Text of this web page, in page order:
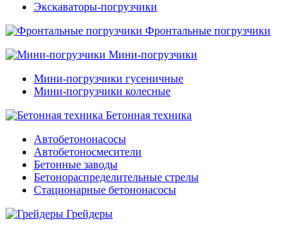
Экскаваторы-погрузчики
Фронтальные погрузчики
Мини-погрузчики
Мини-погрузчики гусеничные
Мини-погрузчики колесные
Бетонная техника
Автобетононасосы
Автобетоносмесители
Бетонные заводы
Бетонораспределительные стрелы
Стационарные бетононасосы
Грейдеры